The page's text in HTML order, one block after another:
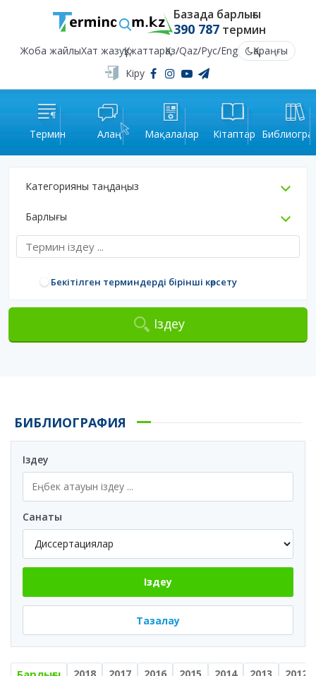
Базада барлығы
390 787термин
Жоба жайлыХат жазуҚұжаттарҚаз/Qaz/Рус/Eng
Қараңғы
Кіру
Термин Алаң Мақалалар Кітаптар
Категорияны таңдаңыз
Барлығы
Бекітілген терминдерді бірінші көрсету
Іздеу
БИБЛИОГРАФИЯ
Іздеу
Санаты
Іздеу
Тазалау
2018 2017 2016 2015 2014 2013 2012